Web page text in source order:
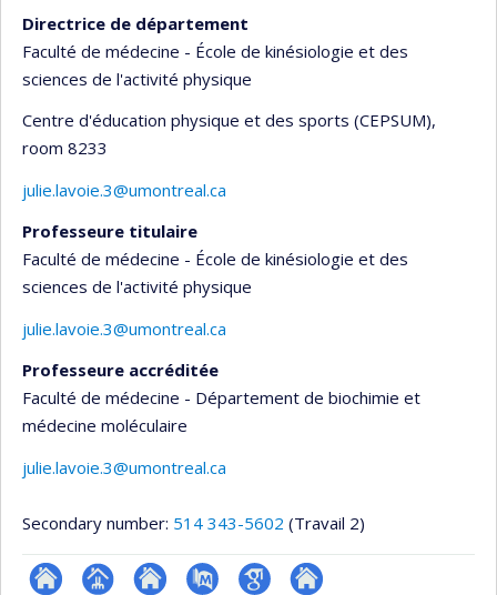
Directrice de département
Faculté de médecine - École de kinésiologie et des
sciences de l'activité physique
Centre d'éducation physique et des sports (CEPSUM),
room 8233
julie.lavoie.3@umontreal.ca
Professeure titulaire
Faculté de médecine - École de kinésiologie et des
sciences de l'activité physique
julie.lavoie.3@umontreal.ca
Professeure accréditée
Faculté de médecine - Département de biochimie et
médecine moléculaire
julie.lavoie.3@umontreal.ca
Secondary number: 514 343-5602 (Travail 2)